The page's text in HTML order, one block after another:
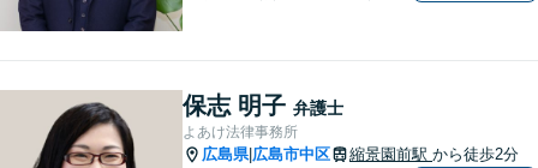
え、納得の解決を目指しま
す。
保志 明子 弁護士
よあけ法律事務所
広島県| 広島市中区 縮景園前駅 から徒歩2分